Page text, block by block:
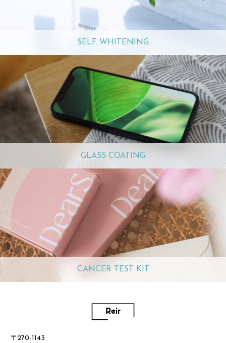
SELF WHITENING
GLASS COATING
CANCER TEST KIT
〒270-1143